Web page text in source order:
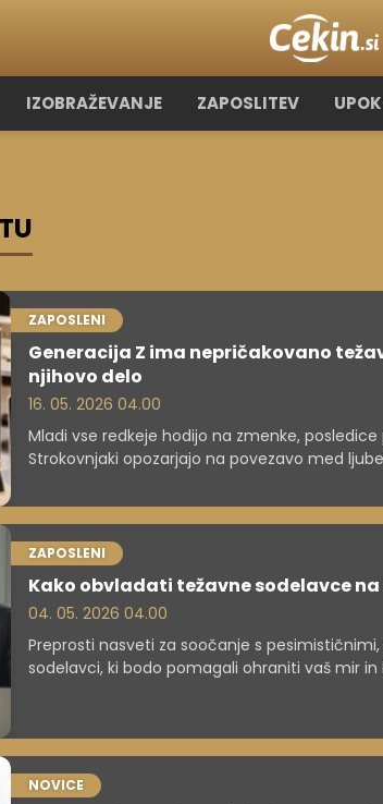
IZOBRAŽEVANJE ZAPOSLITEV
ZAPOSLENI
Generacija Z ima nepričakovano
njihovo delo
16. 05. 2026 04.00
Mladi vse redkeje hodijo na zmenke, posledice
Strokovnjaki opozarjajo na povezavo med
ZAPOSLENI
Kako obvladati težavne sodelavce
04. 05. 2026 04.00
Preprosti nasveti za soočanje s
sodelavci, ki bodo pomagali ohraniti vaš mir in
NOVICE